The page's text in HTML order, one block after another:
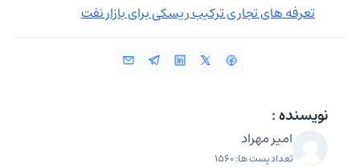
تعرفه های تجاری ترکیب ریسکی برای بازار نفت
نویسنده :
امیر مهراد
تعداد پست ها: 1560